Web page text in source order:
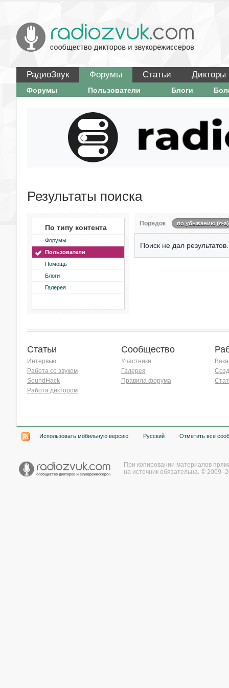
РадиоЗвук Форумы Статьи Дикторы
Форумы Пользователи Блоги
Результаты поиска
По типу контента
Форумы
Пользователи
Помощь
Блоги
Галерея
Порядок по убыванию (я-а)
Поиск не дал результатов.
Статьи
Интервью
Работа со звуком
SoundHack
Работа диктором
Сообщество
Участники
Галерея
Правила форума
Использовать мобильную версию Русский Отметить все
При копировании материалов
на источник обязательна. ©